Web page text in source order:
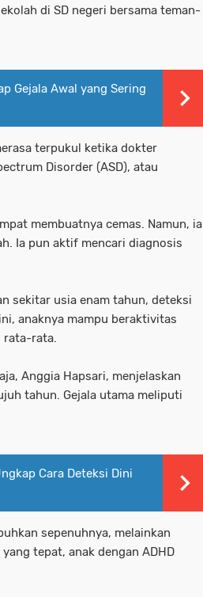
di SD negeri bersama teman-
Gejala Awal yang Sering
terpukul ketika dokter
Disorder (ASD), atau
membuatnya cemas. Namun, ia
Ia pun aktif mencari diagnosis
sekitar usia enam tahun, deteksi
anaknya mampu beraktivitas
rata-rata.
Anggia Hapsari, menjelaskan
tahun. Gejala utama meliputi
Cara Deteksi Dini
sepenuhnya, melainkan
tepat, anak dengan ADHD